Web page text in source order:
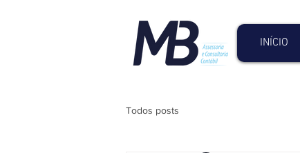
INÍCIO
Todos posts